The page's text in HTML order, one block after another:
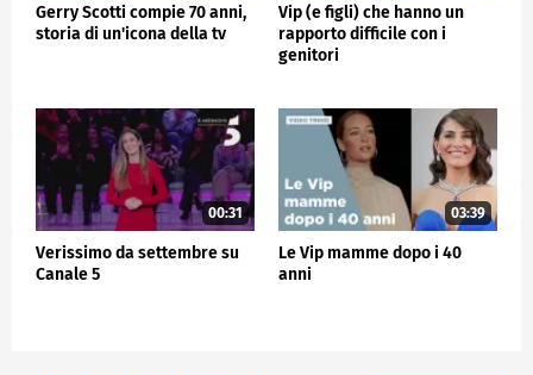
Gerry Scotti compie 70 anni,
storia di un'icona della tv
Vip (e figli) che hanno un
rapporto difficile con i
genitori
00:31
Verissimo da settembre su
Canale 5
03:39
Le Vip mamme dopo i 40
anni